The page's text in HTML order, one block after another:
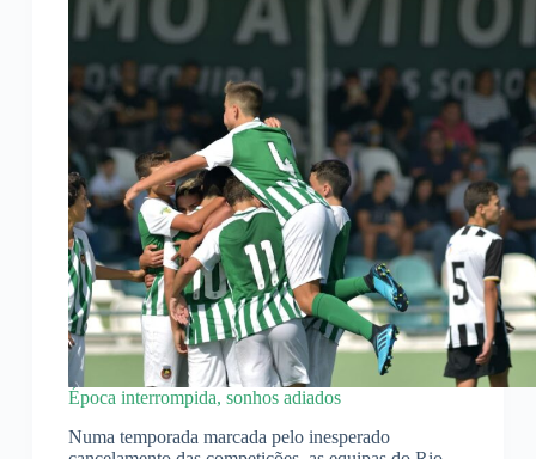
Época interrompida, sonhos adiados
Numa temporada marcada pelo inesperado